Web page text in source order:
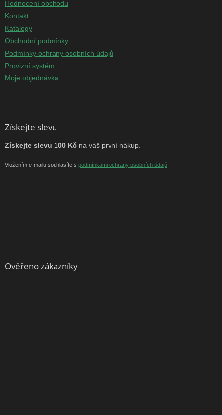
Hodnocení obchodu
Kontakt
Katalogy
Obchodní podmínky
Podmínky ochrany osobních údajů
Provizní systém
Moje objednávka
Získejte slevu
Získejte slevu 100 Kč na váš první nákup.
Vložením e-mailu souhlasíte s podmínkami ochrany osobních údajů
Ověřeno zákazníky